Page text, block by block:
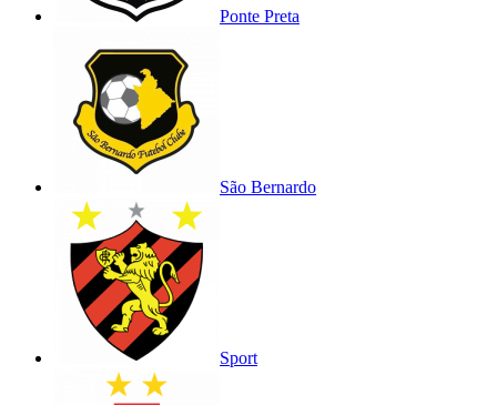
Ponte Preta
São Bernardo
Sport